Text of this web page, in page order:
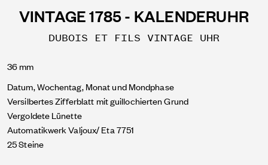
VINTAGE 1785 - KALENDERUHR
DUBOIS ET FILS VINTAGE UHR
36 mm
Datum, Wochentag, Monat und Mondphase
Versilbertes Zifferblatt mit guillochierten Grund
Vergoldete Lünette
Automatikwerk Valjoux/ Eta 7751
25 Steine